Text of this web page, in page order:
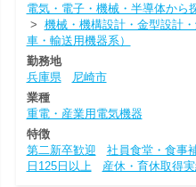
電気・電子・機械・半導体から
> 機械・機構設計・金型設計
車・輸送用機器系）
勤務地
兵庫県
尼崎市
業種
重電・産業用電気機器
特徴
第二新卒歓迎
社員食堂・食事
日125日以上
産休・育休取得